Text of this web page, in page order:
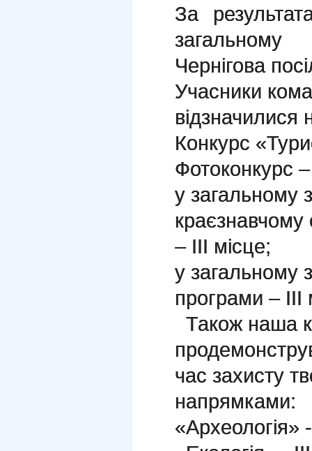
За
загальному
Чернігова
Учасники
відзначилися
Конкурс
Фотоконкурс –
у загальному
краєзнавчому
– ІІІ місце;
у загальному
програми – ІІІ
Також наша
час захисту
напрямками:
«Археологія»